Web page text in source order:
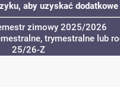
aby uzyskać
zimowy 2025/2026
trymestralne lub
25/26-Z